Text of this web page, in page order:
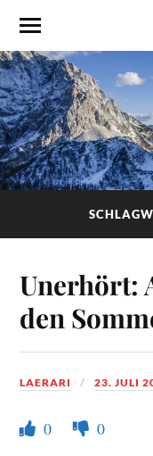
Unerhört:
den
LAERARI 23. JULI
0
0